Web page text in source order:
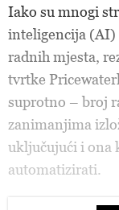
Iako su mnogi
inteligencija (AI)
radnih mjesta,
tvrtke
suprotno – broj
zanimanjima
uključujući i ona
automatizirati.